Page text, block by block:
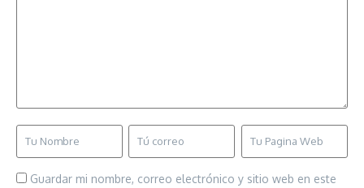
Guardar mi nombre, correo electrónico y sitio web en este